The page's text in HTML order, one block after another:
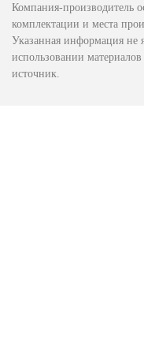
Компания-производитель
комплектации и места
Указанная информация не
использовании
источник.